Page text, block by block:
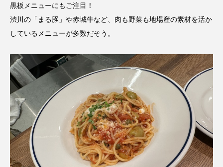
黒板メニューにもご注目！
渋川の「まる豚」や赤城牛など、肉も野菜も地場産の素材を活か
しているメニューが多数だそう。